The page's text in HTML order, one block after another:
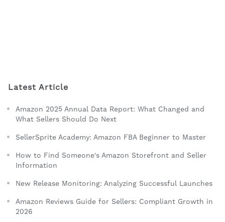
Latest Article
Amazon 2025 Annual Data Report: What Changed and
What Sellers Should Do Next
SellerSprite Academy: Amazon FBA Beginner to Master
How to Find Someone's Amazon Storefront and Seller
Information
New Release Monitoring: Analyzing Successful Launches
Amazon Reviews Guide for Sellers: Compliant Growth in
2026